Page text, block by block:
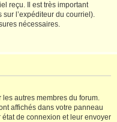
reçu. Il est très important
sur l’expéditeur du courriel).
nécessaires.
autres membres du forum.
affichés dans votre panneau
de connexion et leur envoyer